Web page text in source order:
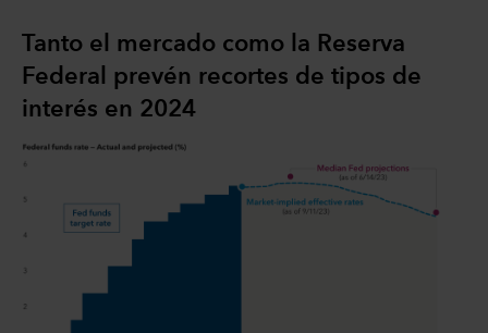
Tanto el mercado como la Reserva
Federal prevén recortes de tipos de
interés en 2024